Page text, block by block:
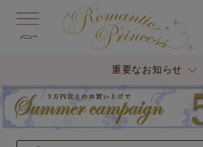
メニュー
重要なお知らせ